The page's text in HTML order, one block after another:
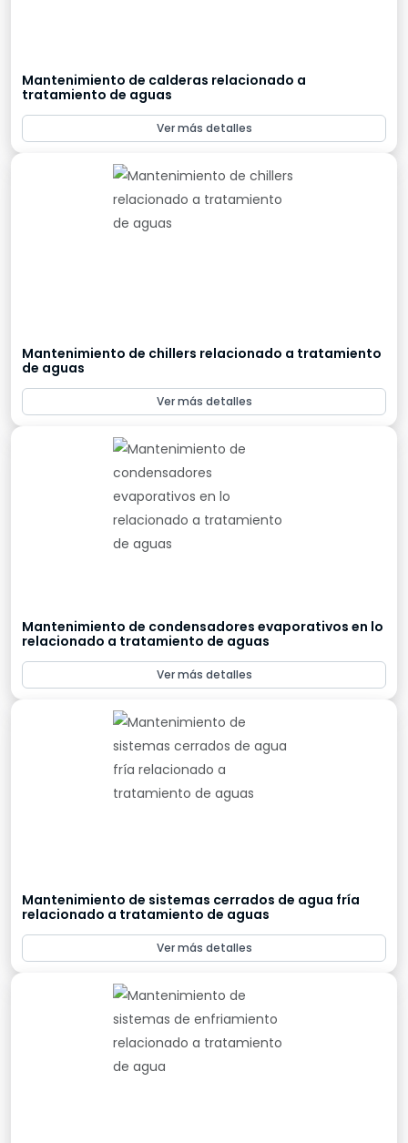
Mantenimiento de calderas relacionado a
tratamiento de aguas
Ver más detalles
Mantenimiento de chillers relacionado a tratamiento
de aguas
Ver más detalles
Mantenimiento de condensadores evaporativos en lo
relacionado a tratamiento de aguas
Ver más detalles
Mantenimiento de sistemas cerrados de agua fría
relacionado a tratamiento de aguas
Ver más detalles